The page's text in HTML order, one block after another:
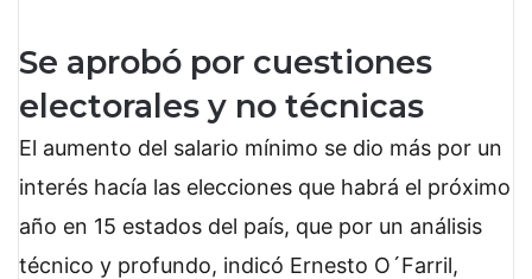
Se aprobó por cuestiones
electorales y no técnicas
El aumento del salario mínimo se dio más por un
interés hacía las elecciones que habrá el próximo
año en 15 estados del país, que por un análisis
técnico y profundo, indicó Ernesto O´Farril,